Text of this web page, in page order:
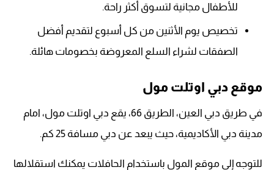
للأطفال مجانية لتسوق أكثر راحة.
تخصيص يوم الأثنين من كل أسبوع لتقديم أفضل
الصفقات لشراء السلع المعروضة بخصومات هائلة.
موقع دبي اوتلت مول
في طريق دبي العين، الطريق 66، يقع دبي اوتلت مول، امام
مدينة دبي الأكاديمية، حيث يبعد عن دبي مسافة 25 كم.
للتوجه إلى موقع المول باستخدام الحافلات يمكنك استقلالها